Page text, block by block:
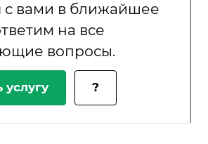
с вами в ближайшее
на все
вопросы.
услугу ?